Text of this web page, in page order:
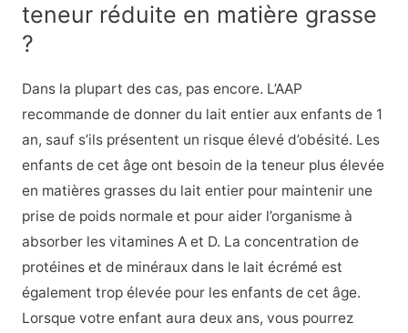
teneur réduite en matière grasse
?
Dans la plupart des cas, pas encore. L’AAP
recommande de donner du lait entier aux enfants de 1
an, sauf s’ils présentent un risque élevé d’obésité. Les
enfants de cet âge ont besoin de la teneur plus élevée
en matières grasses du lait entier pour maintenir une
prise de poids normale et pour aider l’organisme à
absorber les vitamines A et D. La concentration de
protéines et de minéraux dans le lait écrémé est
également trop élevée pour les enfants de cet âge.
Lorsque votre enfant aura deux ans, vous pourrez